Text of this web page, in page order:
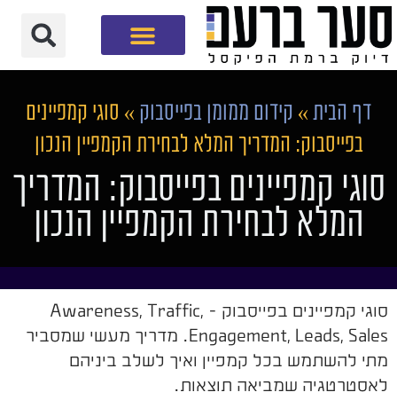
דף הבית » קידום ממומן בפייסבוק » סוגי קמפיינים
בפייסבוק: המדריך המלא לבחירת הקמפיין הנכון
סוגי קמפיינים בפייסבוק: המדריך
המלא לבחירת הקמפיין הנכון
סוגי קמפיינים בפייסבוק - Awareness, Traffic,
Engagement, Leads, Sales. מדריך מעשי שמסביר
מתי להשתמש בכל קמפיין ואיך לשלב ביניהם
לאסטרטגיה שמביאה תוצאות.